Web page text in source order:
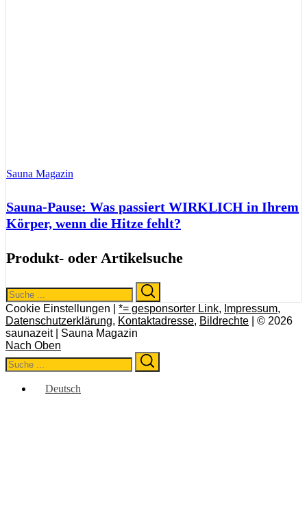
Sauna Magazin
Sauna-Pause: Was passiert WIRKLICH in Ihrem
Körper, wenn die Hitze fehlt?
Produkt- oder Artikelsuche
Search
for:
Cookie Einstellungen | *= gesponsorter Link, Impressum,
Datenschutzerklärung, Kontaktadresse, Bildrechte | © 2026
saunazeit | Sauna Magazin
Nach Oben
Search
for:
Deutsch